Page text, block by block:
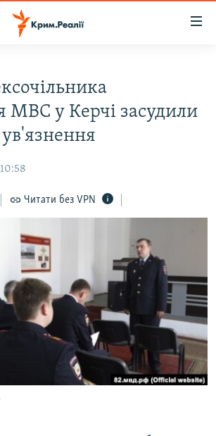
КРИМУ
МВС у Керчі засудили
ув'язнення
Читати без VPN